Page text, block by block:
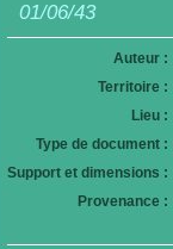
01/06/43
Auteur :
Territoire :
Lieu :
Type de document :
Support et dimensions :
Provenance :